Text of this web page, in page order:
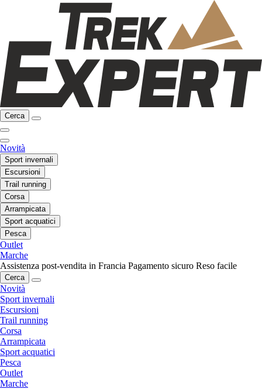
Cerca
Novità
Sport invernali
Escursioni
Trail running
Corsa
Arrampicata
Sport acquatici
Pesca
Outlet
Marche
Assistenza post-vendita in Francia Pagamento sicuro Reso facile
Cerca
Novità
Sport invernali
Escursioni
Trail running
Corsa
Arrampicata
Sport acquatici
Pesca
Outlet
Marche